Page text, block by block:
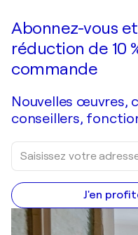
Abonnez-vous
réduction de 10
commande
Nouvelles œuvres,
conseillers,
J'en